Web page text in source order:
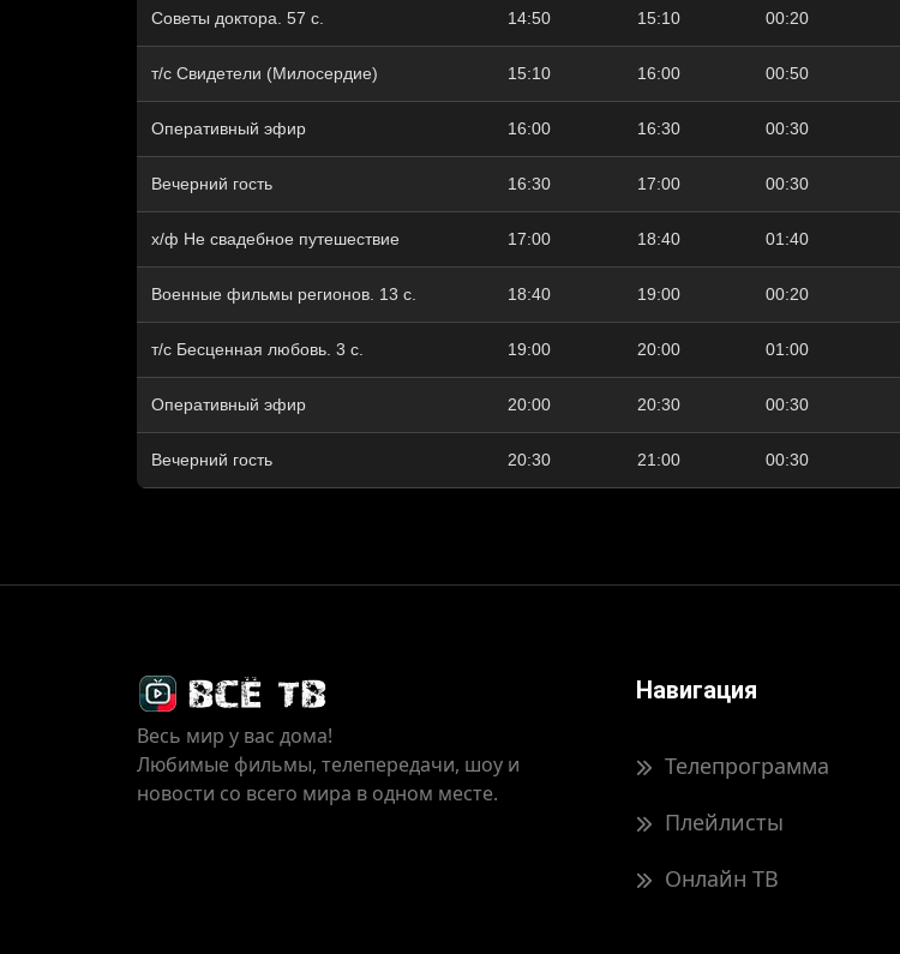
Советы доктора. 57 с. 14:50 15:10 00:20
т/с Свидетели (Милосердие) 15:10 16:00 00:50
Оперативный эфир 16:00 16:30 00:30
Вечерний гость 16:30 17:00 00:30
х/ф Не свадебное путешествие 17:00 18:40 01:40
Военные фильмы регионов. 13 с. 18:40 19:00 00:20
т/с Бесценная любовь. 3 с. 19:00 20:00 01:00
Оперативный эфир 20:00 20:30 00:30
Вечерний гость 20:30 21:00 00:30
Весь мир у вас дома!
Любимые фильмы, телепередачи, шоу и
новости со всего мира в одном месте.
Навигация
Телепрограмма
Плейлисты
Онлайн ТВ